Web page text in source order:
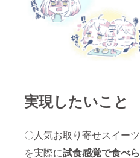
実現したいこと
〇人気お取り寄せスイーツ
を実際に試食感覚で食べら